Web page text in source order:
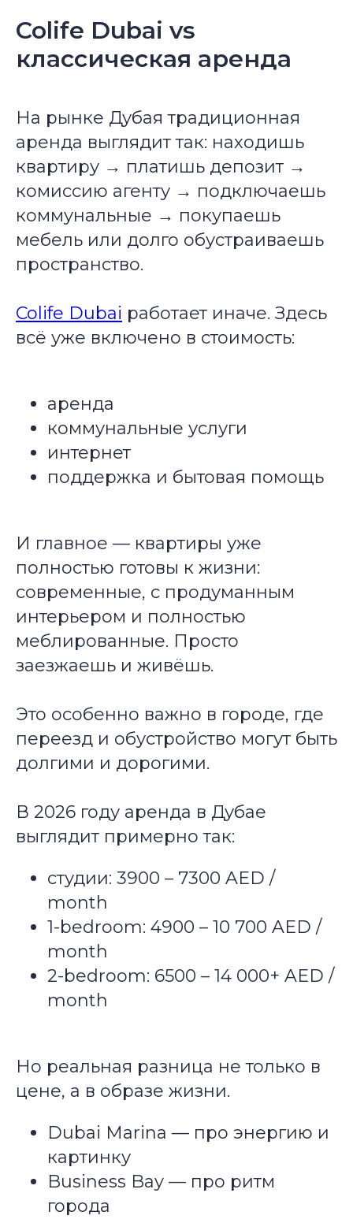
Colife Dubai vs
классическая аренда
На рынке Дубая традиционная
аренда выглядит так: находишь
квартиру → платишь депозит →
комиссию агенту → подключаешь
коммунальные → покупаешь
мебель или долго обустраиваешь
пространство.
Colife Dubai работает иначе. Здесь
всё уже включено в стоимость:
аренда
коммунальные услуги
интернет
поддержка и бытовая помощь
И главное — квартиры уже
полностью готовы к жизни:
современные, с продуманным
интерьером и полностью
меблированные. Просто
заезжаешь и живёшь.
Это особенно важно в городе, где
переезд и обустройство могут быть
долгими и дорогими.
В 2026 году аренда в Дубае
выглядит примерно так:
студии: 3900 – 7300 AED /
month
1-bedroom: 4900 – 10 700 AED /
month
2-bedroom: 6500 – 14 000+ AED /
month
Но реальная разница не только в
цене, а в образе жизни.
Dubai Marina — про энергию и
картинку
Business Bay — про ритм
города